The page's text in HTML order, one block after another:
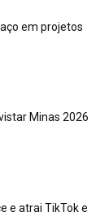
em projetos
Minas 2026
e atrai TikTok e